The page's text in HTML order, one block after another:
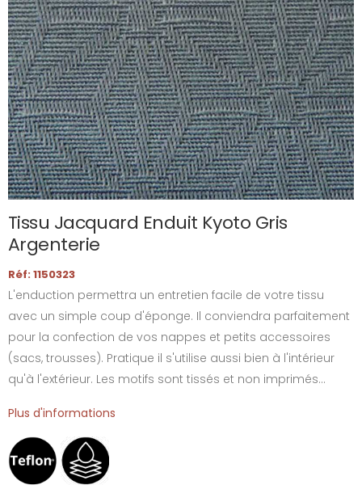
Tissu Jacquard Enduit Kyoto Gris
Argenterie
Réf: 1150323
L'enduction permettra un entretien facile de votre tissu
avec un simple coup d'éponge. Il conviendra parfaitement
pour la confection de vos nappes et petits accessoires
(sacs, trousses). Pratique il s'utilise aussi bien à l'intérieur
qu'à l'extérieur. Les motifs sont tissés et non imprimés...
Plus d'informations